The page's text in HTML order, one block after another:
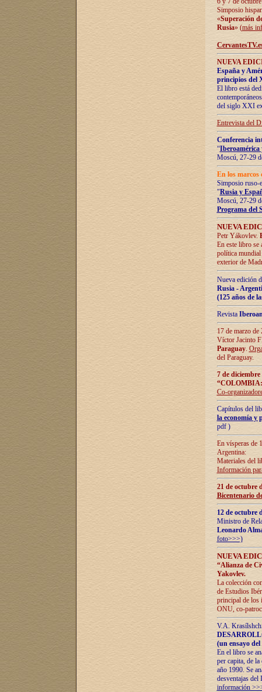
Simposio
«Superación
Rusia» (más
NUEVA
España y
principios del
El libro está
del siglo XXI
Entrevista del
Conferencia
“Iberoamérica
Moscú, 27-29
En los marcos
Simposio ruso-
"Rusia y
Moscú, 27-29
Programa del
NUEVA
Petr Yákovlev.
En este libro se
política mundial
exterior de
Nueva edición
Rusia -
(125 años de
Revista
17 de marzo
Víctor Jacinto
Paraguay.
del Paraguay.
7 de
Co-
Capítulos del
la economía y
pdf )
En vísperas de
Argentina:
Materiales del
Información
21 de octubre
Bicentenario
12 de octubre
Ministro de
Leonardo
foto>>>)
NUEVA
“Alianza de
Yakovlev.
La colección
de Estudios
principal de los
ONU, co-
V.A.
(un ensayo
En el libro se
per capita, de
año 1990. Se
desventajas
información